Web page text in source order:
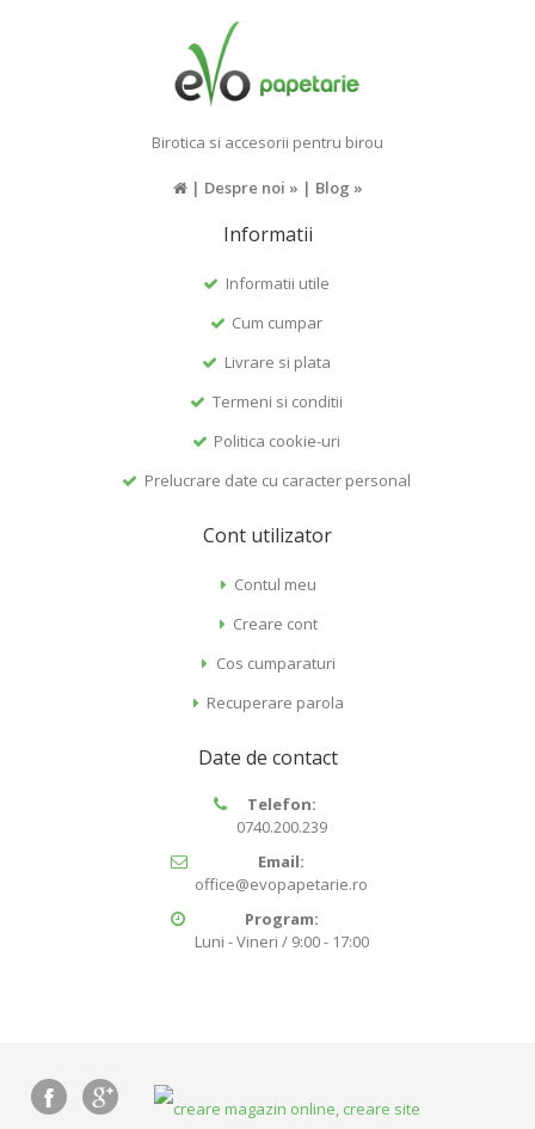
Birotica si accesorii pentru birou
| Despre noi » | Blog »
Informatii
Informatii utile
Cum cumpar
Livrare si plata
Termeni si conditii
Politica cookie-uri
Prelucrare date cu caracter personal
Cont utilizator
Contul meu
Creare cont
Cos cumparaturi
Recuperare parola
Date de contact
Telefon:
0740.200.239
Email:
office@evopapetarie.ro
Program:
Luni - Vineri / 9:00 - 17:00